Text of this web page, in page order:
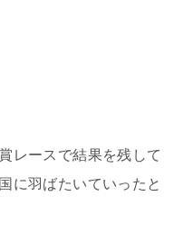
レースで結果を残して
に羽ばたいていったと